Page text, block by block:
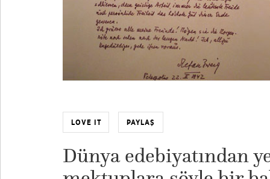
LOVE IT PAYLAŞ
Dünya edebiyatından